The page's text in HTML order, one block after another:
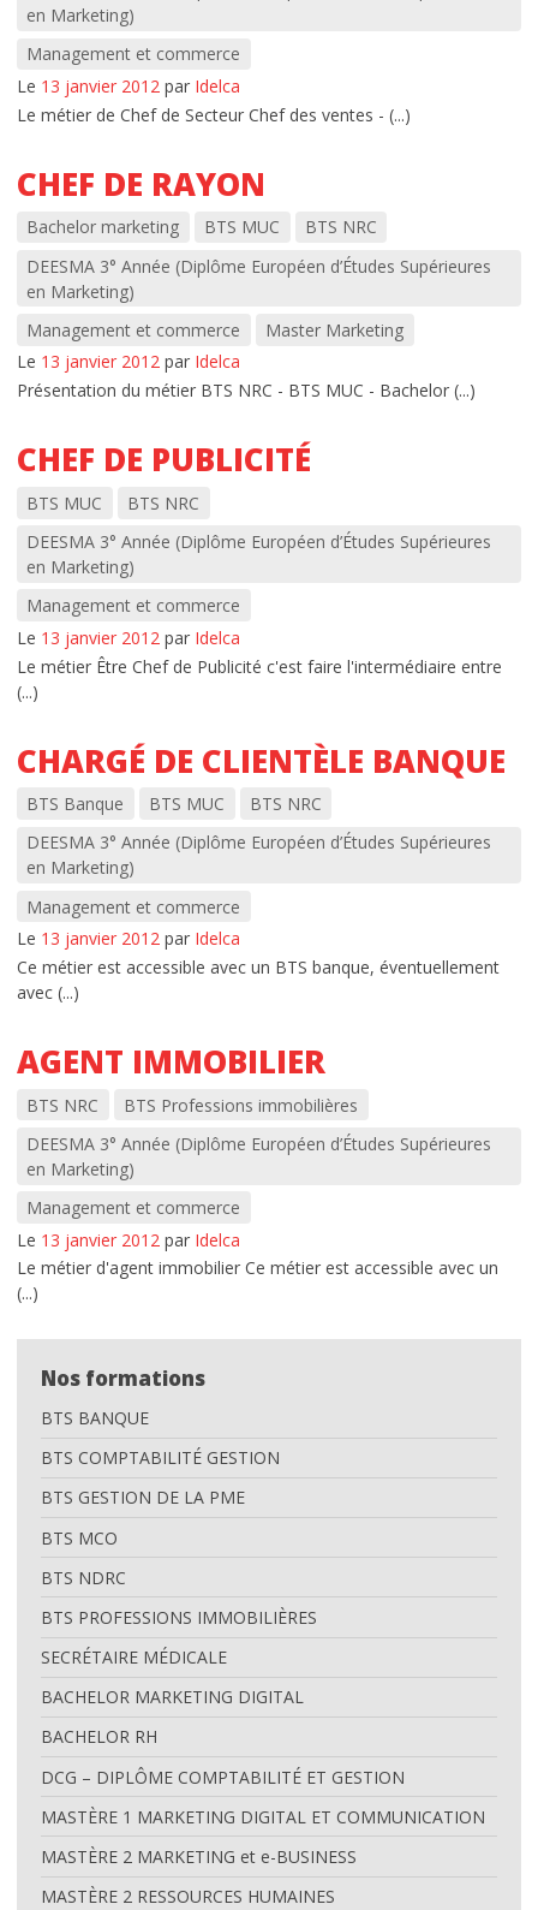
en Marketing)
Management et commerce
Le 13 janvier 2012 par Idelca
Le métier de Chef de Secteur Chef des ventes - (...)
CHEF DE RAYON
Bachelor marketing BTS MUC
BTS NRC
DEESMA 3° Année (Diplôme Européen d’Études Supérieures
en Marketing)
Management et commerce
Master Marketing
Le 13 janvier 2012 par Idelca
Présentation du métier BTS NRC - BTS MUC - Bachelor (...)
CHEF DE PUBLICITÉ
BTS MUC
BTS NRC
DEESMA 3° Année (Diplôme Européen d’Études Supérieures
en Marketing)
Management et commerce
Le 13 janvier 2012 par Idelca
Le métier Être Chef de Publicité c'est faire l'intermédiaire entre
(...)
CHARGÉ DE CLIENTÈLE BANQUE
BTS Banque BTS MUC
BTS NRC
DEESMA 3° Année (Diplôme Européen d’Études Supérieures
en Marketing)
Management et commerce
Le 13 janvier 2012 par Idelca
Ce métier est accessible avec un BTS banque, éventuellement
avec (...)
AGENT IMMOBILIER
BTS NRC
BTS Professions immobilières
DEESMA 3° Année (Diplôme Européen d’Études Supérieures
en Marketing)
Management et commerce
Le 13 janvier 2012 par Idelca
Le métier d'agent immobilier Ce métier est accessible avec un
(...)
Nos formations
BTS BANQUE
BTS COMPTABILITÉ GESTION
BTS GESTION DE LA PME
BTS MCO
BTS NDRC
BTS PROFESSIONS IMMOBILIÈRES
SECRÉTAIRE MÉDICALE
BACHELOR MARKETING DIGITAL
BACHELOR RH
DCG – DIPLÔME COMPTABILITÉ ET GESTION
MASTÈRE 1 MARKETING DIGITAL ET COMMUNICATION
MASTÈRE 2 MARKETING et e-BUSINESS
MASTÈRE 2 RESSOURCES HUMAINES